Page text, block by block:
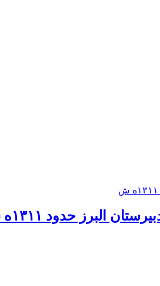
البرز حدود ۱۳۱۱ه ش